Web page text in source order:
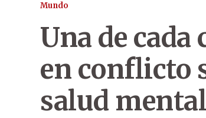
Mundo
Una de cada
en conflicto
salud mental